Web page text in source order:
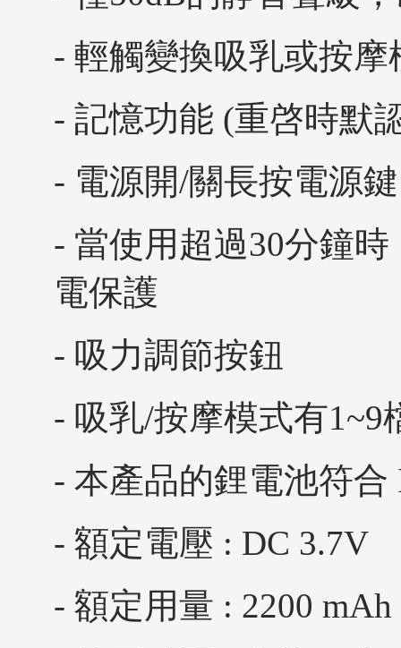
- 輕觸變換吸乳或按摩
- 記憶功能 (重啓時默
- 電源開/關長按電源
- 當使用超過30分鐘
電保護
- 吸力調節按鈕
- 吸乳/按摩模式有1~9
- 本產品的鋰電池符合
- 額定電壓 : DC 3.7V
- 額定用量 : 2200 mAh